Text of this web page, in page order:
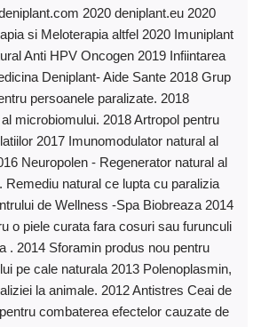
2020 deniplant.eu 2020
si Meloterapia altfel 2020 Imuniplant
Anti HPV Oncogen 2019 Infiintarea
Deniplant- Aide Sante 2018 Grup
persoanele paralizate. 2018
microbiomului. 2018 Artropol pentru
2017 Imunomodulator natural al
Neuropolen - Regenerator natural al
Remediu natural ce lupta cu paralizia
de Wellness -Spa Biobreaza 2014
o piele curata fara cosuri sau furunculi
. 2014 Sforamin produs nou pentru
pe cale naturala 2013 Polenoplasmin,
la animale. 2012 Antistres Ceai de
combaterea efectelor cauzate de